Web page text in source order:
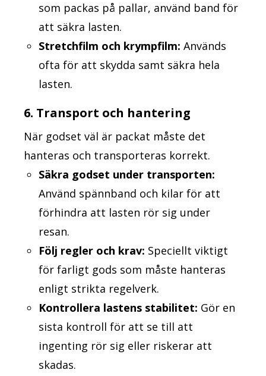
som packas på pallar, använd band för
att säkra lasten.
Stretchfilm och krympfilm: Används
ofta för att skydda samt säkra hela
lasten.
6. Transport och hantering
När godset väl är packat måste det
hanteras och transporteras korrekt.
Säkra godset under transporten:
Använd spännband och kilar för att
förhindra att lasten rör sig under
resan.
Följ regler och krav: Speciellt viktigt
för farligt gods som måste hanteras
enligt strikta regelverk.
Kontrollera lastens stabilitet: Gör en
sista kontroll för att se till att
ingenting rör sig eller riskerar att
skadas.